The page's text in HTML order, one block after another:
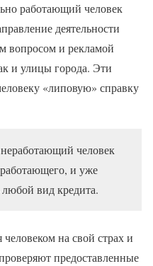
работающий человек
деятельности
вопросом и рекламой
и улицы города. Эти
«липовую» справку
человек
и уже
вид кредита.
на свой страх и
предоставленные